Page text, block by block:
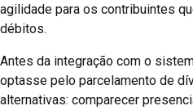
agilidade para os contribuintes
débitos.
Antes da integração com o
optasse pelo parcelamento de
alternativas: comparecer